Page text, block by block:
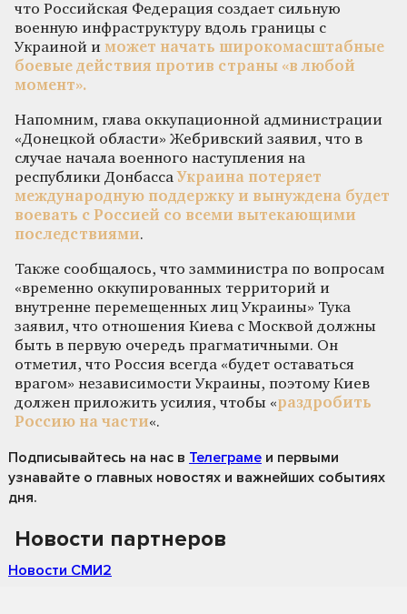
что Российская Федерация создает сильную
военную инфраструктуру вдоль границы с
Украиной и может начать широкомасштабные
боевые действия против страны «в любой
момент».
Напомним, глава оккупационной администрации
«Донецкой области» Жебривский заявил, что в
случае начала военного наступления на
республики Донбасса Украина потеряет
международную поддержку и вынуждена будет
воевать с Россией со всеми вытекающими
последствиями.
Также сообщалось, что замминистра по вопросам
«временно оккупированных территорий и
внутренне перемещенных лиц Украины» Тука
заявил, что отношения Киева с Москвой должны
быть в первую очередь прагматичными. Он
отметил, что Россия всегда «будет оставаться
врагом» независимости Украины, поэтому Киев
должен приложить усилия, чтобы «раздробить
Россию на части«.
Подписывайтесь на нас в Телеграме и первыми
узнавайте о главных новостях и важнейших событиях
дня.
Новости партнеров
Новости СМИ2